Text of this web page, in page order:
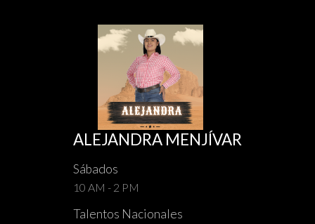
ALEJANDRA MENJÍVAR
Sábados
10 AM - 2 PM
Talentos Nacionales